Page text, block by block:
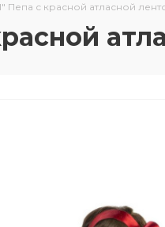
Пепа с красной атласной